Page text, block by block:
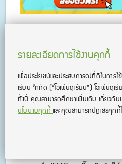
✅ อยากเข้าคณะในฝัน
✅ อยากเรียนอินเตอร์
✅ อยากติว IELTS SAT ออนไล
รายละเอียดการใช้งานคุกกี้
เพื่อประโยชน์และประสบการณ์ที่ดีในการ
เรียน จํากัด (“โอเพ่นดูเรียน”)โอเพ่นดูเ
ทั้งนี้ คุณสามารถศึกษาเพิ่มเติม เกี่ยวกับ
นโยบายคุกกี้และคุณสามารถปฏิเสธคุกกี้